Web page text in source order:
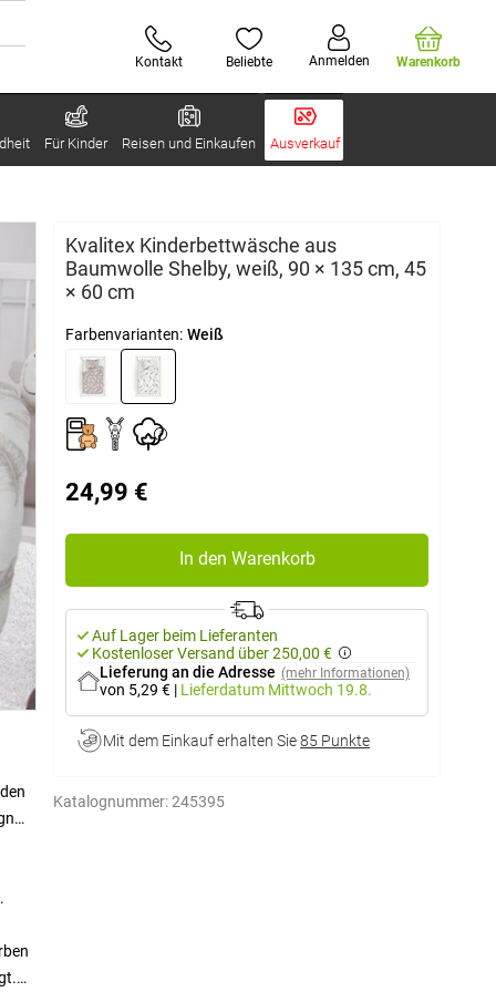
Kontakt Beliebte Anmelden Warenkorb
Für Kinder Reisen und Einkaufen Ausverkauf
Kvalitex Kinderbettwäsche aus
Baumwolle Shelby, weiß, 90 × 135 cm, 45
× 60 cm
Farbenvarianten: Weiß
24,99 €
In den Warenkorb
Auf Lager beim Lieferanten
Kostenloser Versand über 250,00 €
Lieferung an die Adresse (mehr Informationen)
von 5,29 € | Lieferdatum Mittwoch 19.8.
Mit dem Einkauf erhalten Sie85 Punkte
Katalognummer:245395